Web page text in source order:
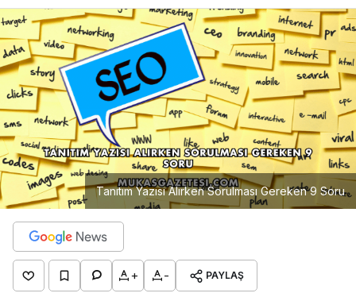
Tanıtım Yazısı Alırken Sorulması Gereken 9 Soru
+ - PAYLAŞ